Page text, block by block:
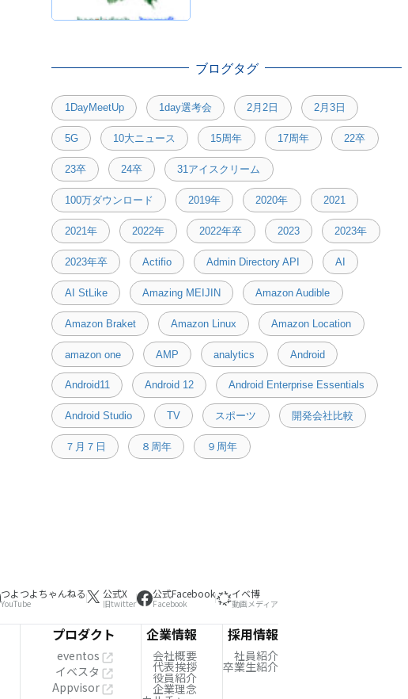
ブログタグ
1DayMeetUp 1day選考会 2月2日 2月3日
5G 10大ニュース 15周年 17周年 22卒
23卒 24卒 31アイスクリーム
100万ダウンロード 2019年 2020年 2021
2021年 2022年 2022年卒 2023 2023年
2023年卒 Actifio Admin Directory API AI
AI StLike Amazing MEIJIN Amazon Audible
Amazon Braket Amazon Linux Amazon Location
amazon one AMP analytics Android
Android11 Android 12 Android Enterprise Essentials
Android Studio TV スポーツ 開発会社比較
７月７日 ８周年 ９周年
つよつよちゃんねる
YouTube
公式X
旧twitter
公式Facebook
Facebook
イベ博
動画メディア
プロダクト
eventos
イベスタ
Appvisor
企業情報
会社概要
代表挨拶
役員紹介
企業理念
採用情報
社員紹介
卒業生紹介